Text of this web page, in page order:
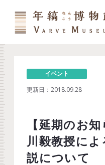
イベント
更新日：2018.09.28
【延期のお
川毅教授によ
説について